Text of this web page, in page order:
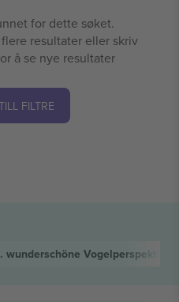
for dette søket.
resultater eller skriv
å se nye resultater
FILTRE
Vogelperspektive